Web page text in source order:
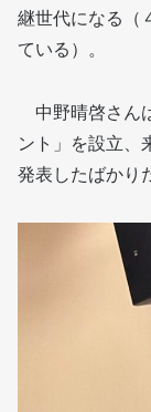
継世代になる（
ている）。
中野晴啓さん
ント」を設立、
発表したばかり